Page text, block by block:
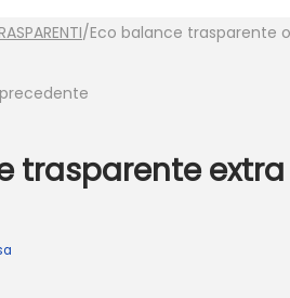
/Eco balance trasparente
trasparente